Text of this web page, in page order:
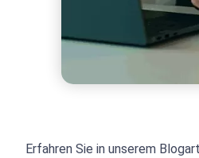
Erfahren Sie in unserem